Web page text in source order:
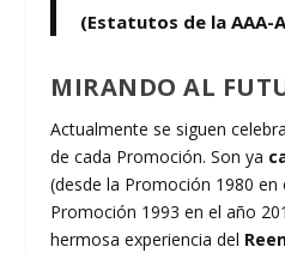
(Estatutos de la AAA-
MIRANDO AL
Actualmente se siguen
de cada Promoción. Son ya
(desde la Promoción 1980 en
Promoción 1993 en el año
hermosa experiencia del